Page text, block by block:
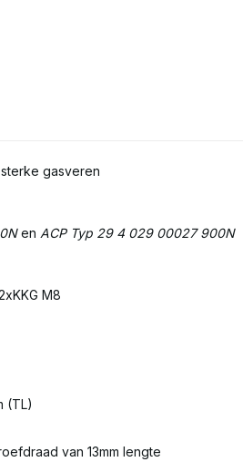
gasveren
en ACP Typ 29 4 029 00027 900N
M8
(TL)
van 13mm lengte